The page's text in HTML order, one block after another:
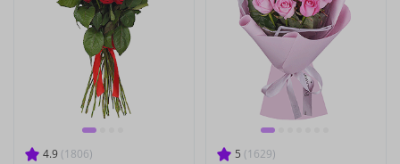
4.9 (1806) 5 (1629)